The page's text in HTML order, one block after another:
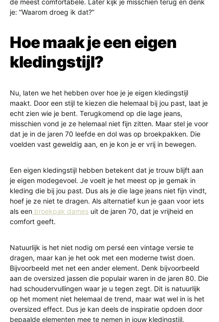
de meest comfortabele. Later kijk je misschien terug en denk
je: “Waarom droeg ik dat?”
Hoe maak je een eigen
kledingstijl?
Nu, laten we het hebben over hoe je je eigen kledingstijl
maakt. Door een stijl te kiezen die helemaal bij jou past, laat je
echt zien wie je bent. Terugkomend op die lage jeans,
misschien vond je ze helemaal niet fijn zitten. Maar stel je voor
dat je in de jaren 70 leefde en dol was op broekpakken. Die
voelden vast geweldig aan, en je kon je er vrij in bewegen.
Een eigen kledingstijl hebben betekent dat je trouw blijft aan
je eigen modegevoel. Je voelt je het meest op je gemak in
kleding die bij jou past. Dus als je die lage jeans niet fijn vindt,
hoef je ze niet te dragen. Als alternatief kun je gaan voor iets
als een broekpak dames uit de jaren 70, dat je vrijheid en
comfort geeft.
Natuurlijk is het niet nodig om persé een vintage versie te
dragen, maar kan je het ook met een moderne twist doen.
Bijvoorbeeld met net een ander element. Denk bijvoorbeeld
aan de oversized jassen die populair waren in de jaren 80. Die
had schoudervullingen waar je u tegen zegt. Dit is natuurlijk
op het moment niet helemaal de trend, maar wat wel in is het
oversized effect. Dus je kan deels de inspiratie opdoen door
bepaalde elementen mee te nemen in jouw kledingstijl.